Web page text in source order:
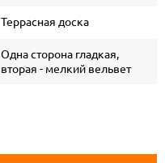
Террасная доска
Одна сторона гладкая,
вторая - мелкий вельвет